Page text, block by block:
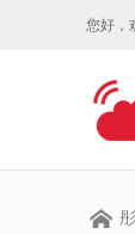
您好，